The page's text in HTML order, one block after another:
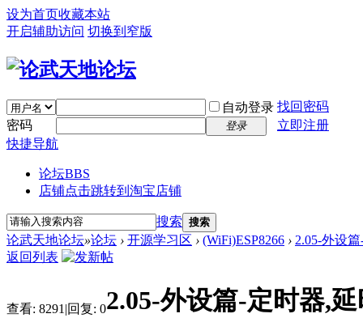
设为首页收藏本站
开启辅助访问 切换到窄版
自动登录 找回密码
密码
登录
立即注册
快捷导航
论坛BBS
店铺点击跳转到淘宝店铺
搜索 搜索
论武天地论坛»论坛 › 开源学习区 › (WiFi)ESP8266 › 2.05-外设
返回列表
查看: 8291 |回复: 02.05-外设篇-定时器,